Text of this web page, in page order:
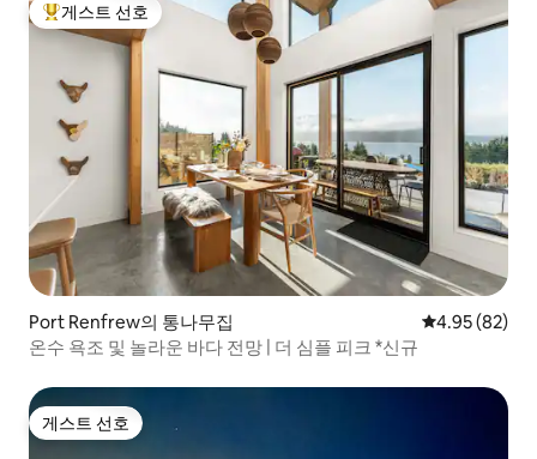
상위 게스트 선호
게스트 선호
Port Renfrew의 통나무집 평점 4.95점(5
4.95 (82)
온수 욕조 및 놀라운 바다 전망 | 더 심플 피크 *신규
게스트 선호
게스트 선호